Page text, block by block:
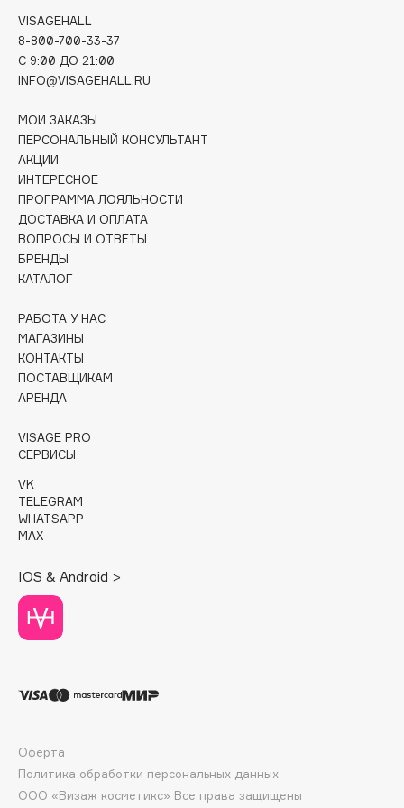
Dessange
Dior
Divage
Dolce & Gabbana
Dolomit
Dorco
DP Daily Perfection
Dr. Vranjes Firenze
Dr.Althea
Dr.Ceuracle
DSD de Luxe
Dyson
E
Eat My
Ecotools
EGG
Eigshow
Elemis
Elian Russia
EMBRACE Haircare
Enough
EpilProfi
Erborian
VISAGEHALL
8-800-700-33-37
C 9:00 ДО 21:00
INFO@VISAGEHALL.RU
МОИ ЗАКАЗЫ
ПЕРСОНАЛЬНЫЙ КОНСУЛЬТАНТ
АКЦИИ
ИНТЕРЕСНОЕ
ПРОГРАММА ЛОЯЛЬНОСТИ
ДОСТАВКА И ОПЛАТА
ВОПРОСЫ И ОТВЕТЫ
БРЕНДЫ
КАТАЛОГ
РАБОТА У НАС
МАГАЗИНЫ
КОНТАКТЫ
ПОСТАВЩИКАМ
АРЕНДА
VISAGE PRO
СЕРВИСЫ
VK
TELEGRAM
WHATSAPP
MAX
IOS & Android >
ООО «Визаж косметикс» Все права защищены
Оферта
Политика обработки персональных данных